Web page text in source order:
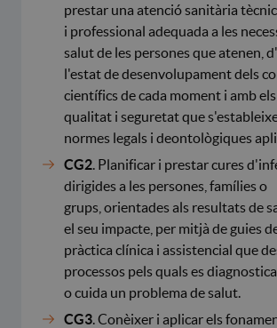
prestar una atenció sanitària
i professional adequada a les
salut de les persones que atenen,
l'estat de desenvolupament dels
científics de cada moment i amb
qualitat i seguretat que
normes legals i deontològiques
CG2 . Planificar i prestar cures
dirigides a les persones, famílies o
grups, orientades als resultats de
el seu impacte, per mitjà de guies
pràctica clínica i assistencial que
processos pels quals es
o cuida un problema de salut.
CG3 . Conèixer i aplicar els